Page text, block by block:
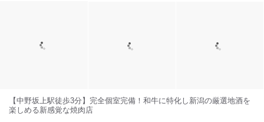
【中野坂上駅徒歩3分】完全個室完備！和牛に特化し新潟の厳選地酒を
楽しめる新感覚な焼肉店